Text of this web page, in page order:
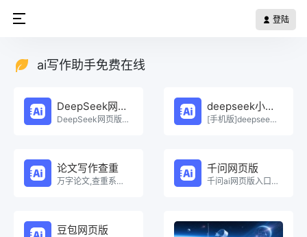
登陆
ai写作助手免费在线
DeepSeek网页版
DeepSeek网页版在线免费体验。
deepseek小程序
[手机版]deepseek小程序在线使用。
论文写作查重
万字论文,查重系统，Ai一键生成原创论文，权威查重系统，论文生成，论文写作，论文查重，论文致谢，论文。
千问网页版
千问ai网页版入口在线使用。
豆包网页版